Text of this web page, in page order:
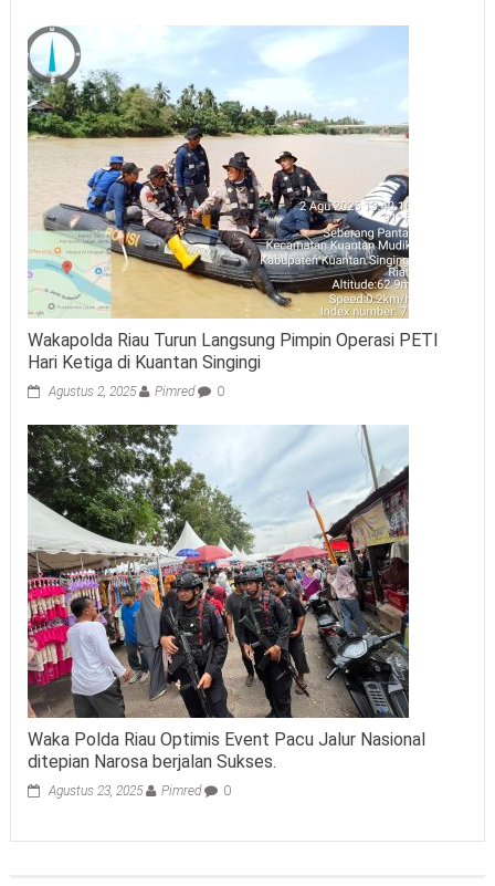
Wakapolda Riau Turun Langsung Pimpin Operasi PETI
Hari Ketiga di Kuantan Singingi
Agustus 2, 2025 Pimred 0
Waka Polda Riau Optimis Event Pacu Jalur Nasional
ditepian Narosa berjalan Sukses.
Agustus 23, 2025 Pimred 0